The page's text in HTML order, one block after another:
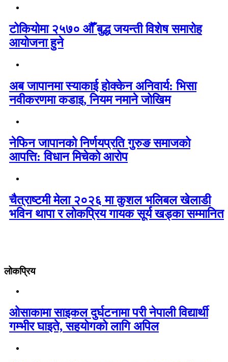
टोकियोमा २५७० औँ बुद्ध जयन्ती विशेष समारोह
आयोजना हुने
अब जापानमा स्याकाई होक्केन अनिवार्य: भिसा
नवीकरणमा कडाइ, नियम नमाने जोखिम
नेफिन जापानको निर्णयप्रति गुरुङ समाजको
आपत्ति: विधान मिचेको आरोप
चैत्राष्टमी मेला २०२६ मा कुशल भलिबल खेलाडी
भविन थापा र लोकप्रिय गायक सूर्य खड्का सम्मानित
लोकप्रिय
ओसाकामा साइकल दुर्घटनामा परी नेपाली विद्यार्थी
गम्भीर घाइते, सहयोगको लागि अपिल